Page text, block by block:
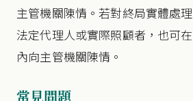
主管機關陳情。若對終局實體處
法定代理人或實際照顧者，也可
內向主管機關陳情。
常見問題